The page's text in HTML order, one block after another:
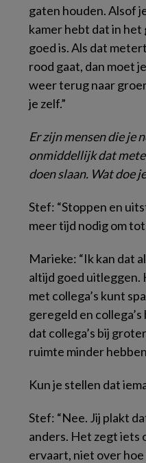
gaten houden. Alsof
kamer hebt dat in
goed is. Als dat
rood gaat, dan moet
weer terug naar
je zelf.”
Er zijn mensen die je
onmiddellijk dat
doen slaan. Wat doe
Stef: “Stoppen en
meer tijd nodig om
Marieke: “Ik kan dat
altijd goed uitleggen.
met collega’s kunt
geregeld en
dat collega’s bij
ruimte minder
Kun je stellen dat
Stef: “Nee. Jij plakt
anders. Het zegt iets
ervaart, niet over